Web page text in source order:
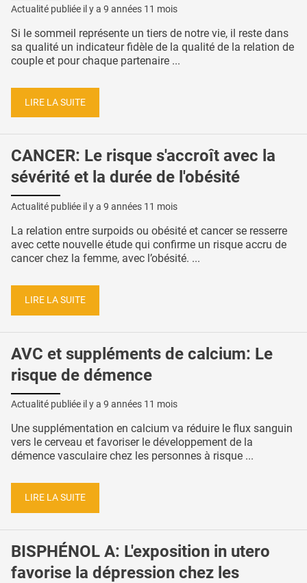
Actualité publiée il y a 9 années 11 mois
Si le sommeil représente un tiers de notre vie, il reste dans
sa qualité un indicateur fidèle de la qualité de la relation de
couple et pour chaque partenaire ...
LIRE LA SUITE
CANCER: Le risque s'accroît avec la
sévérité et la durée de l'obésité
Actualité publiée il y a 9 années 11 mois
La relation entre surpoids ou obésité et cancer se resserre
avec cette nouvelle étude qui confirme un risque accru de
cancer chez la femme, avec l’obésité. ...
LIRE LA SUITE
AVC et suppléments de calcium: Le
risque de démence
Actualité publiée il y a 9 années 11 mois
Une supplémentation en calcium va réduire le flux sanguin
vers le cerveau et favoriser le développement de la
démence vasculaire chez les personnes à risque ...
LIRE LA SUITE
BISPHÉNOL A: L'exposition in utero
favorise la dépression chez les